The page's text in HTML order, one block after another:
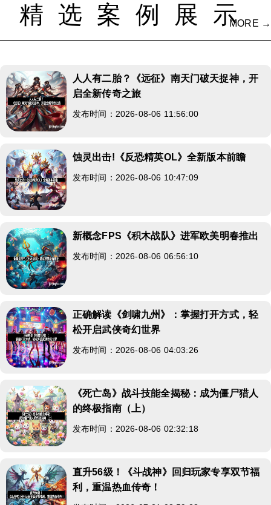
精选案例展示MORE →
人人有二胎？《远征》南天门破天捉神，开
启全新传奇之旅
发布时间：2026-08-06 11:56:00
蚀灵出击!《反恐精英OL》全新版本前瞻
发布时间：2026-08-06 10:47:09
新概念FPS《积木战队》进军欧美明春推出
发布时间：2026-08-06 06:56:10
正确解读《剑啸九州》：掌握打开方式，轻
松开启武侠奇幻世界
发布时间：2026-08-06 04:03:26
《死亡岛》战斗技能全揭秘：成为僵尸猎人
的终极指南（上）
发布时间：2026-08-06 02:32:18
直升56级！《斗战神》回归玩家专享双节福
利，重温热血传奇！